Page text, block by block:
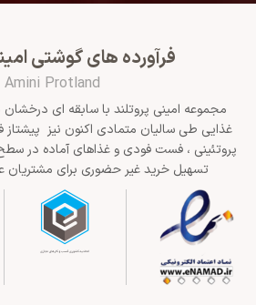
فرآورده های گوشتی
Amini Protland
مجموعه امینی پروتلند با سابقه ای درخشان
غذایی طی سالیان متمادی اکنون نیز پیشتاز
پروتئینی ، فست فودی و غذاهای آماده در
تسهیل خرید غیر حضوری برای مشتریان